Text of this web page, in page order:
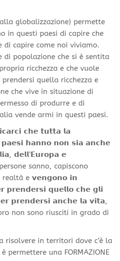
globalizzazione) permette
in questi paesi di capire che
di capire come noi viviamo.
popolazione che si è sentita
ricchezza e che vuole
quella ricchezza e
che vive in situazione di
di produrre e di
vende armi in questi paesi.
𝗰𝗵𝗲 𝘁𝘂𝘁𝘁𝗮 𝗹𝗮
𝗽𝗮𝗲𝘀𝗶 𝗵𝗮𝗻𝗻𝗼 𝗻𝗼𝗻 𝘀𝗶𝗮 𝗮𝗻𝗰𝗵𝗲
𝗱𝗲𝗹𝗹’𝗘𝘂𝗿𝗼𝗽𝗮 𝗲
sanno, capiscono
realtà e 𝘃𝗲𝗻𝗴𝗼𝗻𝗼 𝗶𝗻
𝗾𝘂𝗲𝗹𝗹𝗼 𝗰𝗵𝗲 𝗴𝗹𝗶
𝗽𝗿𝗲𝗻𝗱𝗲𝗿𝘀𝗶 𝗮𝗻𝗰𝗵𝗲 𝗹𝗮 𝘃𝗶𝘁𝗮,
non sono riusciti in grado di
risolvere in territori dove c’è la
permettere una FORMAZIONE